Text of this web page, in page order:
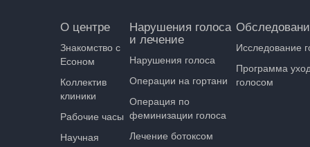
О центре
Знакомство с
Есоном
Коллектив
клиники
Рабочие часы
Научная
Нарушения голоса
и лечение
Нарушения голоса
Операции на гортани
Операция по
феминизации голоса
Лечение ботоксом
Исследование
Программа
голосом